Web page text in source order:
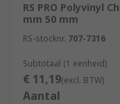
RS PRO Polyvinyl
mm 50 mm
RS-stocknr. 707-7316
Subtotaal (1 eenheid)
€ 11,19(excl. BTW)
Aantal